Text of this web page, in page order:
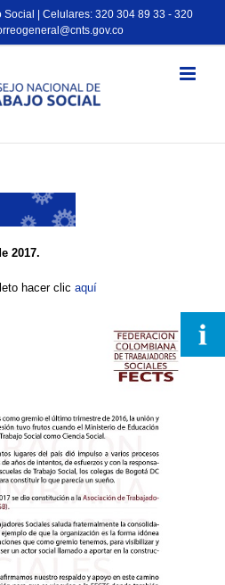
| Celulares: 320 304 89 33 - 320
2017.
hacer clic aquí